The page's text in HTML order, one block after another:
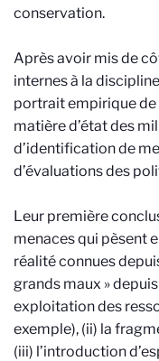
conservation.
Après avoir mis de
internes à la
portrait empirique
matière d’état des
d’identification de
d’évaluations des
Leur première
menaces qui pèsent
réalité connues
grands maux »
exploitation des
exemple), (ii) la
(iii) l’introduction